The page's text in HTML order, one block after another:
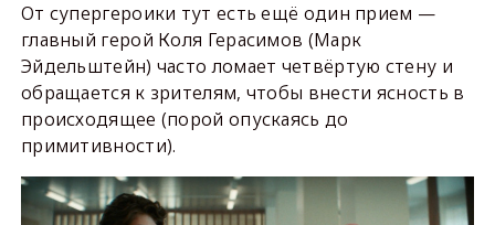
От супергероики тут есть ещё один прием —
главный герой Коля Герасимов (Марк
Эйдельштейн) часто ломает четвёртую стену и
обращается к зрителям, чтобы внести ясность в
происходящее (порой опускаясь до
примитивности).